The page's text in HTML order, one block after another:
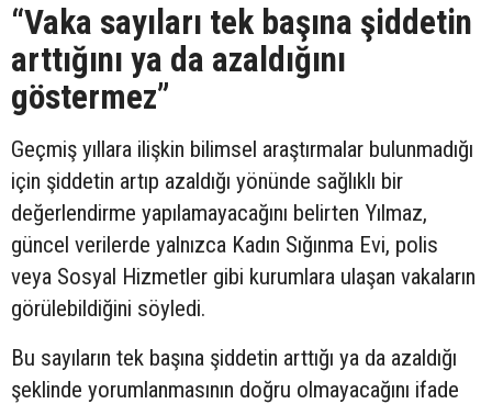
“Vaka sayıları tek başına şiddetin
arttığını ya da azaldığını
göstermez”
Geçmiş yıllara ilişkin bilimsel araştırmalar bulunmadığı
için şiddetin artıp azaldığı yönünde sağlıklı bir
değerlendirme yapılamayacağını belirten Yılmaz,
güncel verilerde yalnızca Kadın Sığınma Evi, polis
veya Sosyal Hizmetler gibi kurumlara ulaşan vakaların
görülebildiğini söyledi.
Bu sayıların tek başına şiddetin arttığı ya da azaldığı
şeklinde yorumlanmasının doğru olmayacağını ifade